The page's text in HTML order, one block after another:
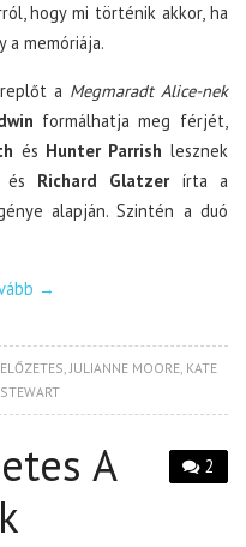
hogy mi történik akkor, ha
a memóriája.
a Megmaradt Alice-nek
formálhatja meg férjét,
és Hunter Parrish lesznek
és Richard Glatzerírta a
alapján. Szintén a duó
→
,JULIANNE MOORE, KATE
2
A